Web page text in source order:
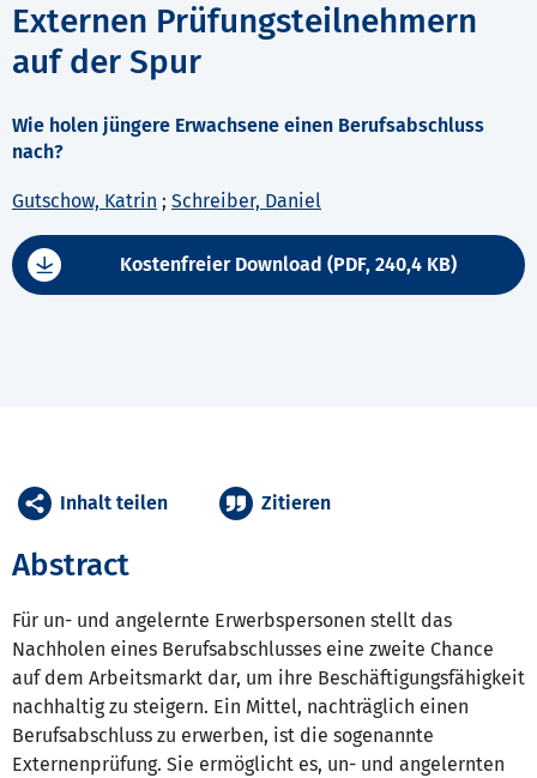
Externen Prüfungsteilnehmern
auf der Spur
Wie holen jüngere Erwachsene einen Berufsabschluss
nach?
Gutschow, Katrin ; Schreiber, Daniel
Kostenfreier Download (PDF, 240,4 KB)
Abstract
Für un- und angelernte Erwerbspersonen stellt das
Nachholen eines Berufsabschlusses eine zweite Chance
auf dem Arbeitsmarkt dar, um ihre Beschäftigungsfähigkeit
nachhaltig zu steigern. Ein Mittel, nachträglich einen
Berufsabschluss zu erwerben, ist die sogenannte
Externenprüfung. Sie ermöglicht es, un- und angelernten
Inhalt teilen Zitieren